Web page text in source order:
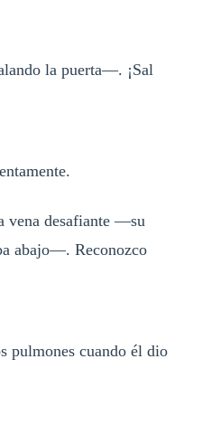
la puerta—. ¡Sal
vena desafiante —su
abajo—. Reconozco
pulmones cuando él dio